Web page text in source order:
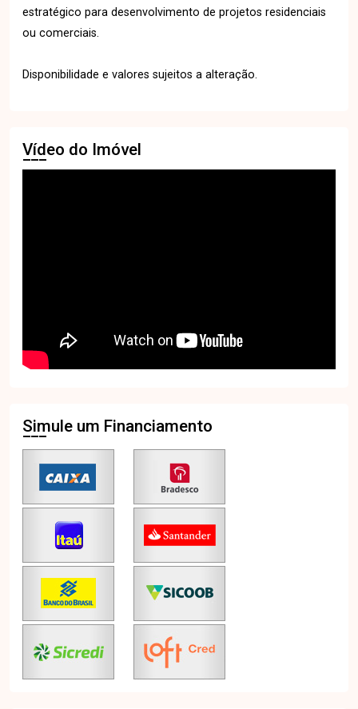
estratégico para desenvolvimento de projetos residenciais
ou comerciais.
Disponibilidade e valores sujeitos a alteração.
Vídeo do Imóvel
Simule um Financiamento